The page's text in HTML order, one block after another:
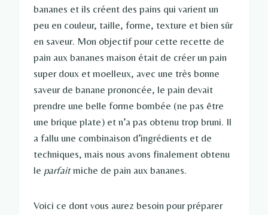
bananes et ils créent des pains qui varient un
peu en couleur, taille, forme, texture et bien sûr
en saveur. Mon objectif pour cette recette de
pain aux bananes maison était de créer un pain
super doux et moelleux, avec une très bonne
saveur de banane prononcée, le pain devait
prendre une belle forme bombée (ne pas être
une brique plate) et n’a pas obtenu trop bruni. Il
a fallu une combinaison d’ingrédients et de
techniques, mais nous avons finalement obtenu
le parfaitmiche de pain aux bananes.
Voici ce dont vous aurez besoin pour préparer